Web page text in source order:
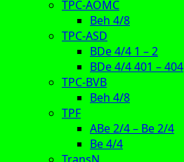
TPC-AOMC
Beh 4/8
TPC-ASD
BDe 4/4 1 – 2
BDe 4/4 401 – 404
TPC-BVB
Beh 4/8
TPF
ABe 2/4 – Be 2/4
Be 4/4